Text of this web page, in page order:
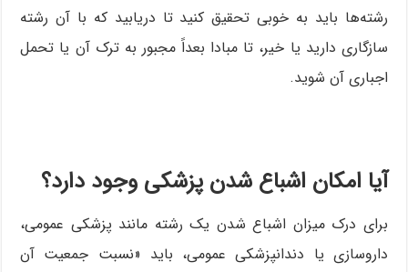
رشته‌ها باید به خوبی تحقیق کنید تا دریابید که با آن رشته
سازگاری دارید یا خیر، تا مبادا بعداً مجبور به ترک آن یا تحمل
اجباری آن شوید.
آیا امکان اشباع شدن پزشکی وجود دارد؟
برای درک میزان اشباع شدن یک رشته مانند پزشکی عمومی،
داروسازی یا دندانپزشکی عمومی، باید «نسبت جمعیت آن